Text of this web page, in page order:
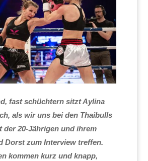
fast schüchtern sitzt Aylina
als wir uns bei den Thaibulls
der 20-Jährigen und ihrem
Dorst zum Interview treffen.
kommen kurz und knapp,